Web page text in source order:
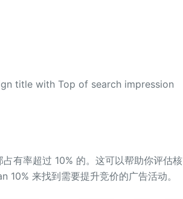
title with Top of search impression
有率超过 10% 的。这可以帮助你评估核
来找到需要提升竞价的广告活动。